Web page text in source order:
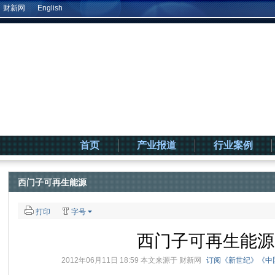
财新网 English
首页 产业报道 行业案例
西门子可再生能源
打印 字号
西门子可再生能源
2012年06月11日 18:59 本文来源于 财新网 订阅《新世纪》《中